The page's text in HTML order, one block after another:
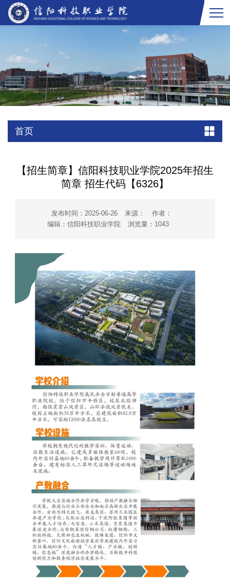
首页
【招生简章】信阳科技职业学院2025年招生
简章 招生代码【6326】
发布时间：2025-06-26 来源：
作者：
编辑：信阳科技职业学院
浏览量： 1043